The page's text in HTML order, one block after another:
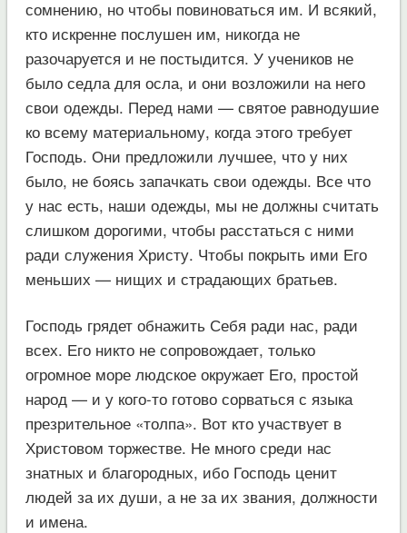
сомнению, но чтобы повиноваться им. И всякий,
кто искренне послушен им, никогда не
разочаруется и не постыдится. У учеников не
было седла для осла, и они возложили на него
свои одежды. Перед нами — святое равнодушие
ко всему материальному, когда этого требует
Господь. Они предложили лучшее, что у них
было, не боясь запачкать свои одежды. Все что
у нас есть, наши одежды, мы не должны считать
слишком дорогими, чтобы расстаться с ними
ради служения Христу. Чтобы покрыть ими Его
меньших — нищих и страдающих братьев.
Господь грядет обнажить Себя ради нас, ради
всех. Его никто не сопровождает, только
огромное море людское окружает Его, простой
народ — и у кого-то готово сорваться с языка
презрительное «толпа». Вот кто участвует в
Христовом торжестве. Не много среди нас
знатных и благородных, ибо Господь ценит
людей за их души, а не за их звания, должности
и имена.